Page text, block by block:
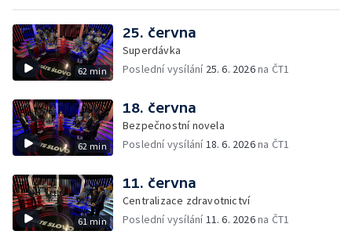
62 min
25. června
Superdávka
Poslední vysílání 25. 6. 2026na ČT1
62 min
18. června
Bezpečnostní novela
Poslední vysílání18. 6. 2026na ČT1
61 min
11. června
Centralizace zdravotnictví
Poslední vysílání11. 6. 2026na ČT1